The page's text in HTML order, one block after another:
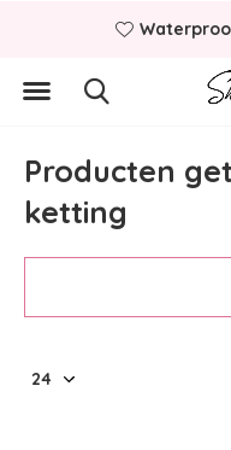
Producten
ketting